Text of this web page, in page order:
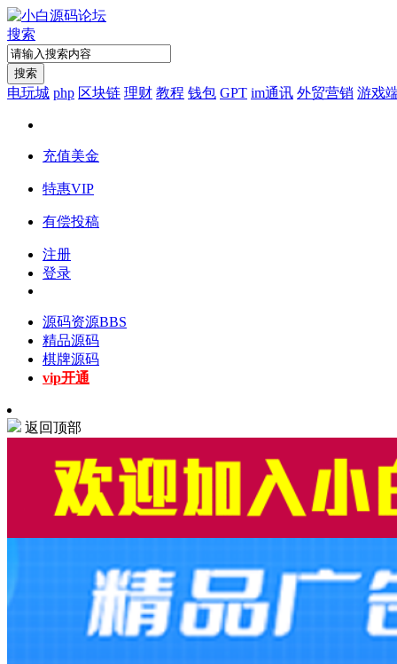
搜索
搜索
电玩城 php 区块链 理财 教程 钱包 GPT im通讯 外贸营销 游戏
充值美金
特惠VIP
有偿投稿
注册
登录
源码资源BBS
精品源码
棋牌源码
vip开通
返回顶部